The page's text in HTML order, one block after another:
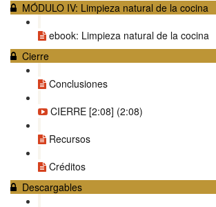
MÓDULO IV: Limpieza natural de la cocina
ebook: Limpieza natural de la cocina
Cierre
Conclusiones
CIERRE [2:08] (2:08)
Recursos
Créditos
Descargables